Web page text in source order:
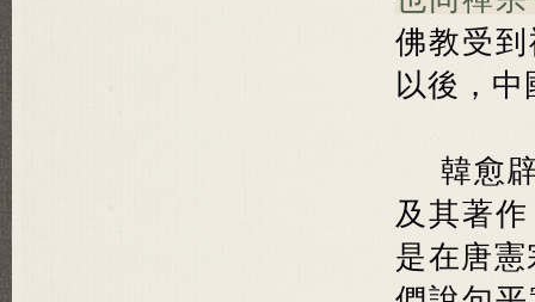
佛教受
以後，
韓愈
及其著
是在唐